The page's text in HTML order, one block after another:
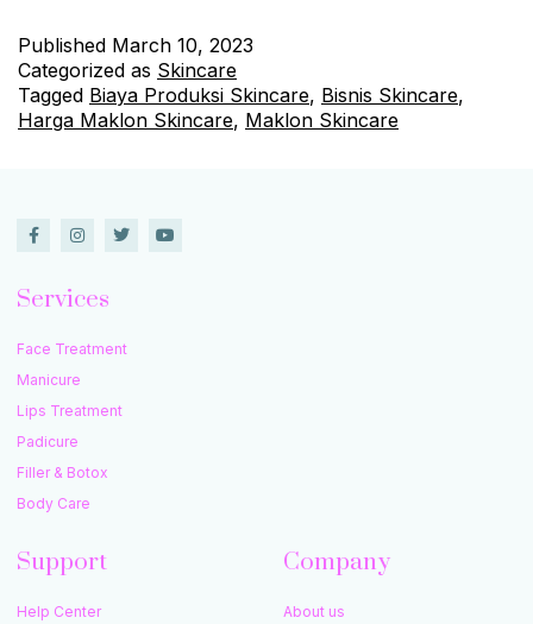
Published March 10, 2023
Categorized as Skincare
Tagged Biaya Produksi Skincare, Bisnis Skincare,
Harga Maklon Skincare, Maklon Skincare
Services
Face Treatment
Manicure
Lips Treatment
Padicure
Filler & Botox
Body Care
Support
Help Center
Company
About us